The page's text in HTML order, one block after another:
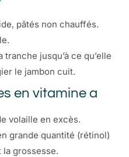
pâtés non chauffés.
tranche jusqu’à ce qu’elle
le jambon cuit.
en vitamine a
volaille en excès.
grande quantité (rétinol)
grossesse.